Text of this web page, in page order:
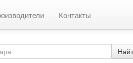
Контакты